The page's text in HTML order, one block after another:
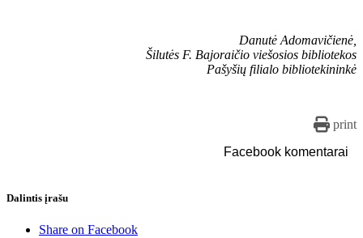
Danutė Adomavičienė,
Šilutės F. Bajoraičio viešosios bibliotekos
Pašyšių filialo bibliotekininkė
print
Facebook komentarai
Dalintis įrašu
Share on Facebook